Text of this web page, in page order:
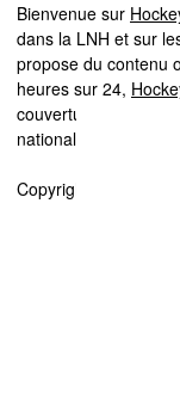
Bienvenue sur
dans la LNH et sur
propose du contenu
heures sur 24,
couverture
nationale de hockey.
Copyright © 2008 -